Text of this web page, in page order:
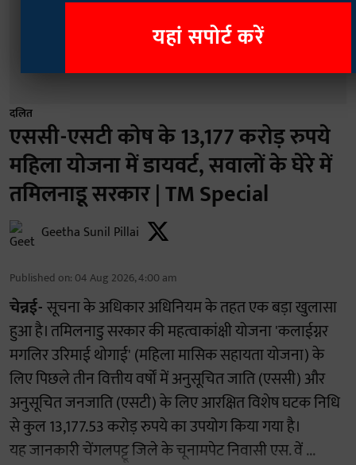
दलित
एससी-एसटी कोष के 13,177 करोड़ रुपये
महिला योजना में डायवर्ट, सवालों के घेरे में
तमिलनाडू सरकार | TM Special
Geetha Sunil Pillai
Published on: 04 Aug 2026, 4:00 am
चेन्नई-सूचना के अधिकार अधिनियम के तहत एक बड़ा खुलासा
हुआ है। तमिलनाडु सरकार की महत्वाकांक्षी योजना 'कलाईग्नर
मगलिर उरिमाई थोगाई' (महिला मासिक सहायता योजना) के
लिए पिछले तीन वित्तीय वर्षों में अनुसूचित जाति (एससी) और
अनुसूचित जनजाति (एसटी) के लिए आरक्षित विशेष घटक निधि
से कुल 13,177.53 करोड़ रुपये का उपयोग किया गया है।
यह जानकारी चेंगलपट्टू जिले के चूनामपेट निवासी एस. वें ...
यहां सपोर्ट करें